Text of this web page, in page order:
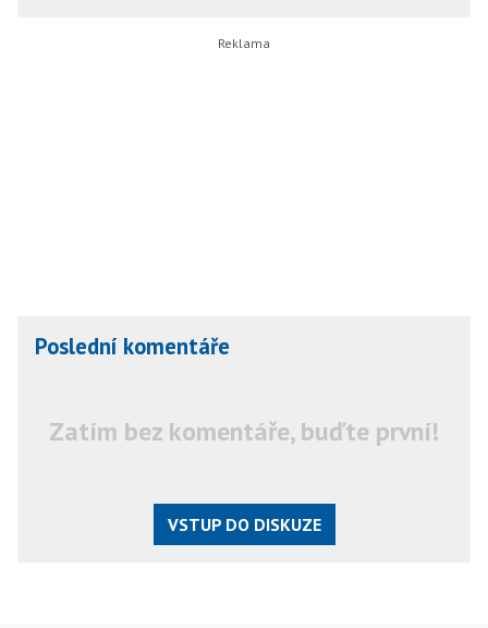
Poslední komentáře
Zatím bez komentáře, buďte první!
VSTUP DO DISKUZE